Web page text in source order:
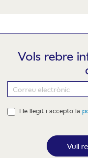
Vols rebre
Newsletter
He llegit i accepto la
Vull